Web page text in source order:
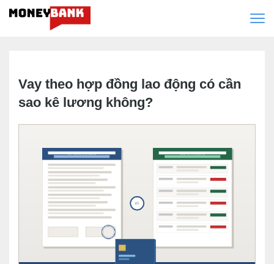
Vay theo hợp đồng lao động có cần
sao kê lương không?